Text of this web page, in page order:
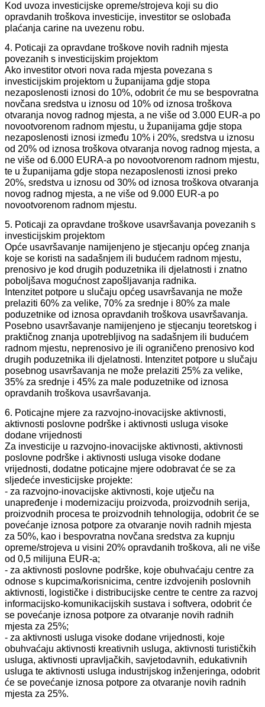
Kod uvoza investicijske opreme/strojeva koji su dio
opravdanih troškova investicije, investitor se oslobađa
plaćanja carine na uvezenu robu.
4. Poticaji za opravdane troškove novih radnih mjesta
povezanih s investicijskim projektom
Ako investitor otvori nova rada mjesta povezana s
investicijskim projektom u županijama gdje stopa
nezaposlenosti iznosi do 10%, odobrit će mu se bespovratna
novčana sredstva u iznosu od 10% od iznosa troškova
otvaranja novog radnog mjesta, a ne više od 3.000 EUR-a po
novootvorenom radnom mjestu, u županijama gdje stopa
nezaposlenosti iznosi između 10% i 20%, sredstva u iznosu
od 20% od iznosa troškova otvaranja novog radnog mjesta, a
ne više od 6.000 EURA-a po novootvorenom radnom mjestu,
te u županijama gdje stopa nezaposlenosti iznosi preko
20%, sredstva u iznosu od 30% od iznosa troškova otvaranja
novog radnog mjesta, a ne više od 9.000 EUR-a po
novootvorenom radnom mjestu.
5. Poticaji za opravdane troškove usavršavanja povezanih s
investicijskim projektom
Opće usavršavanje namijenjeno je stjecanju općeg znanja
koje se koristi na sadašnjem ili budućem radnom mjestu,
prenosivo je kod drugih poduzetnika ili djelatnosti i znatno
poboljšava mogućnost zapošljavanja radnika.
Intenzitet potpore u slučaju općeg usavršavanja ne može
prelaziti 60% za velike, 70% za srednje i 80% za male
poduzetnike od iznosa opravdanih troškova usavršavanja.
Posebno usavršavanje namijenjeno je stjecanju teoretskog i
praktičnog znanja upotrebljivog na sadašnjem ili budućem
radnom mjestu, neprenosivo je ili ograničeno prenosivo kod
drugih poduzetnika ili djelatnosti. Intenzitet potpore u slučaju
posebnog usavršavanja ne može prelaziti 25% za velike,
35% za srednje i 45% za male poduzetnike od iznosa
opravdanih troškova usavršavanja.
6. Poticajne mjere za razvojno-inovacijske aktivnosti,
aktivnosti poslovne podrške i aktivnosti usluga visoke
dodane vrijednosti
Za investicije u razvojno-inovacijske aktivnosti, aktivnosti
poslovne podrške i aktivnosti usluga visoke dodane
vrijednosti, dodatne poticajne mjere odobravat će se za
sljedeće investicijske projekte:
- za razvojno-inovacijske aktivnosti, koje utječu na
unapređenje i modernizaciju proizvoda, proizvodnih serija,
proizvodnih procesa te proizvodnih tehnologija, odobrit će se
povećanje iznosa potpore za otvaranje novih radnih mjesta
za 50%, kao i bespovratna novčana sredstva za kupnju
opreme/strojeva u visini 20% opravdanih troškova, ali ne više
od 0,5 milijuna EUR-a;
- za aktivnosti poslovne podrške, koje obuhvaćaju centre za
odnose s kupcima/korisnicima, centre izdvojenih poslovnih
aktivnosti, logističke i distribucijske centre te centre za razvoj
informacijsko-komunikacijskih sustava i softvera, odobrit će
se povećanje iznosa potpore za otvaranje novih radnih
mjesta za 25%;
- za aktivnosti usluga visoke dodane vrijednosti, koje
obuhvaćaju aktivnosti kreativnih usluga, aktivnosti turističkih
usluga, aktivnosti upravljačkih, savjetodavnih, edukativnih
usluga te aktivnosti usluga industrijskog inženjeringa, odobrit
će se povećanje iznosa potpore za otvaranje novih radnih
mjesta za 25%.